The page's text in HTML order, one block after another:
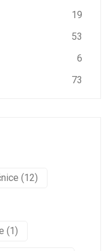
19
53
6
73
(12)
(1)